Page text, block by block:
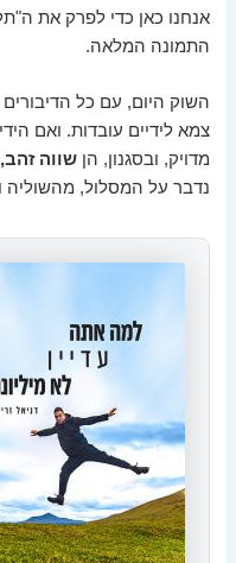
אנחנו כאן כדי לפרק את
התמונה המלאה.
השוק היום, עם כל הדיבורים
צמא לידיים עובדות. ואם
מדויק, ובסגנון, הןשווה
נדבר על המסלול, מהשוליה